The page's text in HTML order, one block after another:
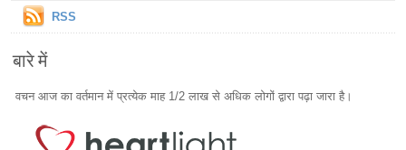
RSS
बारे में
वचन आज का वर्तमान में प्रत्येक माह 1/2 लाख से अधिक लोगों द्वारा पढ़ा जारा है।